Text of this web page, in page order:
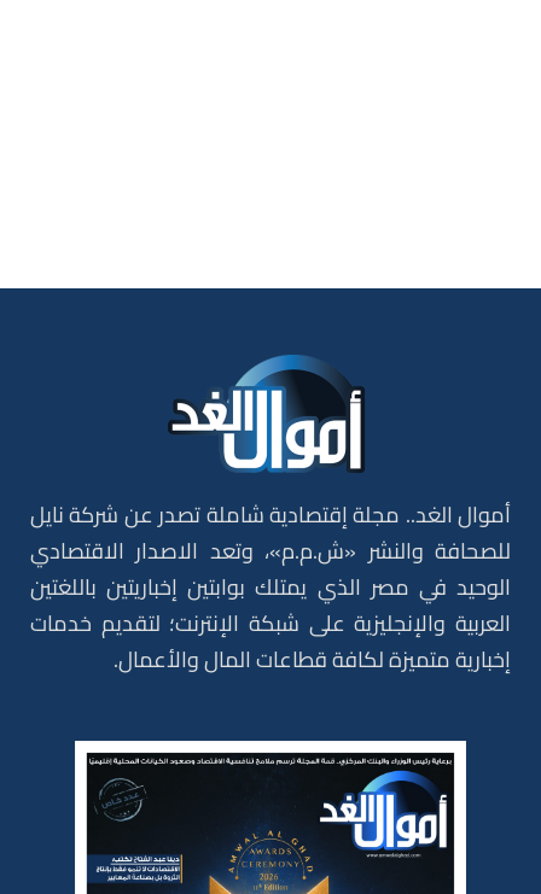
أموال الغد.. مجلة إقتصادية شاملة تصدر عن شركة نايل
للصحافة والنشر «ش.م.م»، وتعد الاصدار الاقتصادي
الوحيد في مصر الذي يمتلك بوابتين إخباريتين باللغتين
العربية والإنجليزية على شبكة الإنترنت؛ لتقديم خدمات
إخبارية متميزة لكافة قطاعات المال والأعمال.